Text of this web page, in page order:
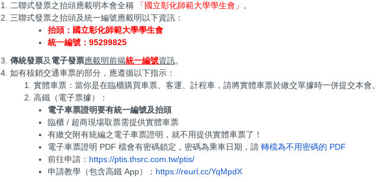
1. 二聯式發票之抬頭應載明本會全稱
「國立彰化師範大學學生會」
。
2. 三聯式發票之抬頭及統一編號應載明以下資訊：
抬頭：國立彰化師範大學學生會
統一編號：95299825
3. 傳統發票及電子發票應載明前揭統一編號資訊。
4. 如有核銷交通車票的部分，應遵循以下指示：
1. 實體車票：當你是在臨櫃購買車票、客運、計程車，請將實體車票於繳交單據時一併提交本會。
2. 高鐵（電子票據）：
電子車票證明要有統一編號及抬頭
臨櫃 / 超商現場取票需提供實體車票
有繳交附有統編之電子車票證明，就不用提供實體車票了！
電子車票證明 PDF 檔會有密碼鎖定，密碼為乘車日期，請 轉檔為不用密碼的 PDF
前往申請： https://ptis.thsrc.com.tw/ptis/
申請教學（包含高鐵 App）： https://reurl.cc/YqMpdX